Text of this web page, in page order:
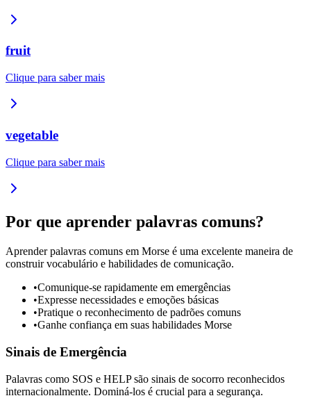
fruit
Clique para saber mais
vegetable
Clique para saber mais
Por que aprender palavras comuns?
Aprender palavras comuns em Morse é uma excelente maneira de
construir vocabulário e habilidades de comunicação.
•Comunique-se rapidamente em emergências
•Expresse necessidades e emoções básicas
•Pratique o reconhecimento de padrões comuns
•Ganhe confiança em suas habilidades Morse
Sinais de Emergência
Palavras como SOS e HELP são sinais de socorro reconhecidos
internacionalmente. Dominá-los é crucial para a segurança.